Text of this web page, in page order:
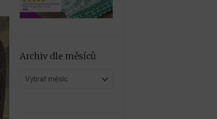
Archiv dle měsíců
Archiv